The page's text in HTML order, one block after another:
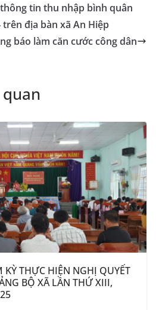
tin thu nhập bình quân
địa bàn xã An Hiệp
báo làm căn cước công dân
KỲ THỰC HIỆN NGHỊ QUYẾT
BỘ XÃ LẦN THỨ XIII,